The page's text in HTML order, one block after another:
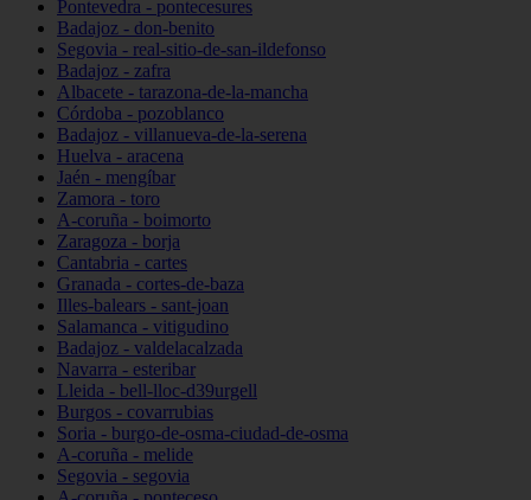
Pontevedra - pontecesures
Badajoz - don-benito
Segovia - real-sitio-de-san-ildefonso
Badajoz - zafra
Albacete - tarazona-de-la-mancha
Córdoba - pozoblanco
Badajoz - villanueva-de-la-serena
Huelva - aracena
Jaén - mengíbar
Zamora - toro
A-coruña - boimorto
Zaragoza - borja
Cantabria - cartes
Granada - cortes-de-baza
Illes-balears - sant-joan
Salamanca - vitigudino
Badajoz - valdelacalzada
Navarra - esteribar
Lleida - bell-lloc-d39urgell
Burgos - covarrubias
Soria - burgo-de-osma-ciudad-de-osma
A-coruña - melide
Segovia - segovia